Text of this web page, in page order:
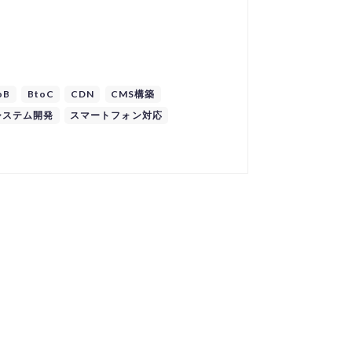
BtoC CDN
CMS構築
ステム開発
スマートフォン対応